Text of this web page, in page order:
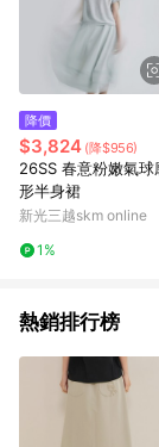
降價
$3,824 (降$956)
26SS 春意粉嫩氣球
形半身裙
新光三越skm online
1%
熱銷排行榜